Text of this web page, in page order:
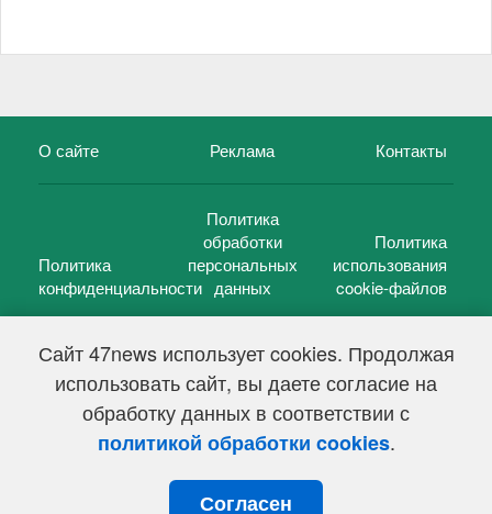
Сайт 47news использует cookies. Продолжая
использовать сайт, вы даете согласие на
обработку данных в соответствии с
политикой обработки cookies.
Согласен
О сайте Реклама Контакты
Политика
конфиденциальности
Политика
обработки
персональных
данных
Политика
использования
cookie-файлов
47 новостей (47 news)2005 — 2026 г.
Свидетельство о регистрации СМИ Эл № ФС 77-39848, выдано
Федеральной службой по надзору в сфере связи,
информационных технологий и массовых коммуникаций